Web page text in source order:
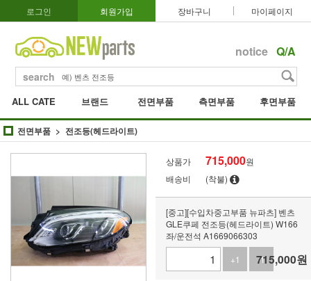
로그인 회원가입 장바구니 마이페이지
notice Q/A
search
ALL CATE 브랜드 전면부품 측면부품 후면부품
전면부품 전조등(헤드라이트)
상품가 715,000원
배송비
(착불)
[중고][수입차중고부품 뉴파츠] 벤츠
GLE쿠페 전조등(헤드라이트) W166
좌/운전석 A1669066303
+1
-1
715,000원